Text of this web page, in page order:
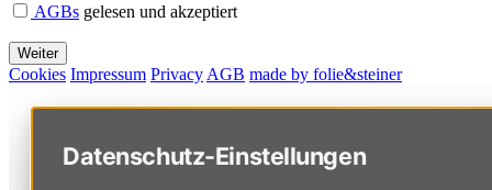
AGBs gelesen und akzeptiert
Cookies Impressum Privacy AGB made by folie&steiner
Datenschutz-Einstellungen